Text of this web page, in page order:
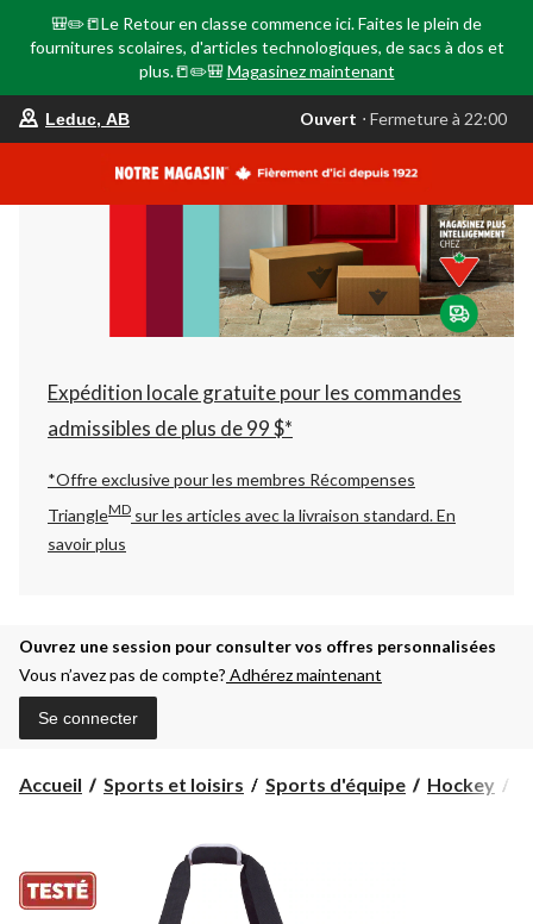
🎒✏️📒Le Retour en classe commence ici. Faites le plein de
fournitures scolaires, d'articles technologiques, de sacs à dos et
plus.📒✏️🎒 Magasinez maintenant
votre
est
AB,
Ouvert,
Fermeture
à
22:00
changer
Leduc, AB Ouvert ⋅ Fermeture à 22:00
Expédition locale gratuite pour les commandes
admissibles de plus de 99 $*
*Offre exclusive pour les membres Récompenses
TriangleMD sur les articles avec la livraison standard.En
savoir plus
Ouvrez une session pour consulter vos offres personnalisées
Vous n’avez pas de compte? Adhérez maintenant
Se connecter
Accueil Sports et loisirs Sports d'équipe Hockey